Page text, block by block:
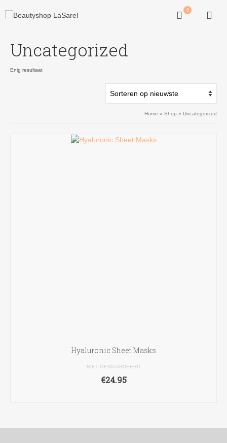
0
Uncategorized
Enig resultaat
Home » Shop » Uncategorized
Hyaluronic Sheet Masks
NIET GEWAARDEERD
€24.95